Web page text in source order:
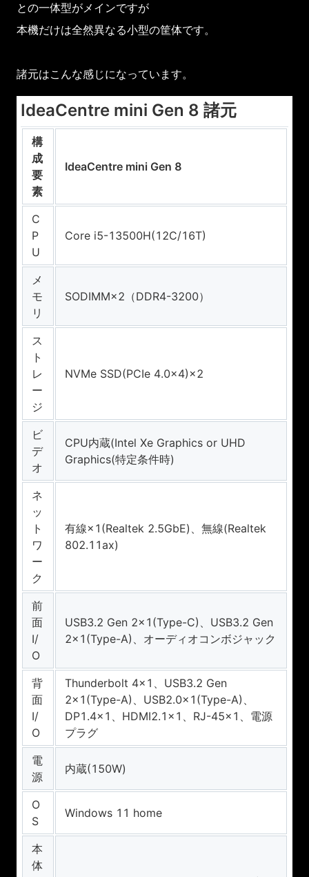
との一体型がメインですが
本機だけは全然異なる小型の筐体です。
諸元はこんな感じになっています。
IdeaCentre mini Gen 8 諸元
構
成
要
素
IdeaCentre mini Gen 8
C
P
U
Core i5-13500H(12C/16T)
メ
モ
リ
SODIMM×2（DDR4-3200）
ス
ト
レ
ー
ジ
NVMe SSD(PCIe 4.0×4)×2
ビ
デ
オ
CPU内蔵(Intel Xe Graphics or UHD
Graphics(特定条件時)
ネ
ッ
ト
ワ
ー
ク
有線×1(Realtek 2.5GbE)、無線(Realtek
802.11ax)
前
面
I/
O
USB3.2 Gen 2×1(Type-C)、USB3.2 Gen
2×1(Type-A)、オーディオコンボジャック
背
面
I/
O
Thunderbolt 4×1、USB3.2 Gen
2×1(Type-A)、USB2.0×1(Type-A)、
DP1.4×1、HDMI2.1×1、RJ-45×1、電源
プラグ
電
源
内蔵(150W)
O
S
Windows 11 home
本
体